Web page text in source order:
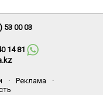
53 00 03
14 81
· Реклама
·